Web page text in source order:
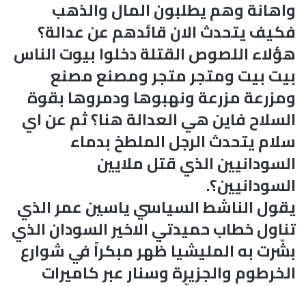
واهانة وهم يطلبون المال والذهب
فكيف يتحدث الان قائدهم عن عدالة؟
هؤلاء اللصوص القتلة دخلوا بيوت الناس
بيت بيت ومتجر متجر ومصنع مصنع
ومزرعة مزرعة ونهبوها ودمروها بقوة
السلاح فاين هي العدالة هنا؟ ثم عن اي
سلام يتحدث الرجل الملطخ بدماء
السودانيين الذي قتل ملايين
السودانيين؟.
يقول الناشط السياسي ياسين عمر الذي
تناول خطاب حميدتي الاخير السودان الذي
بشّرت به المليشيا ظهر مبكراً في شوارع
الخرطوم والجزيرة وسنار عبر كاميرات